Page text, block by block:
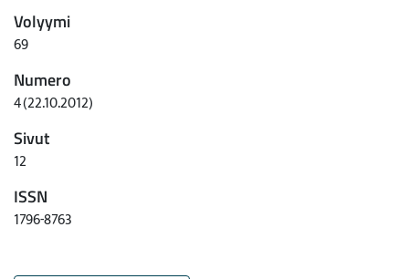
Volyymi
69
Numero
4(22.10.2012)
Sivut
12
ISSN
1796-8763